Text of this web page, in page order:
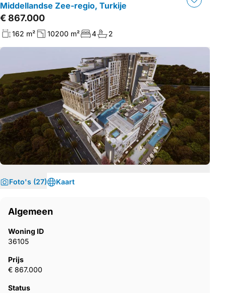
Middellandse Zee-regio, Turkije
€ 867.000
162 m² 10200 m² 4 2
Foto's (27) Kaart
Algemeen
Woning ID
36105
Prijs
€ 867.000
Status